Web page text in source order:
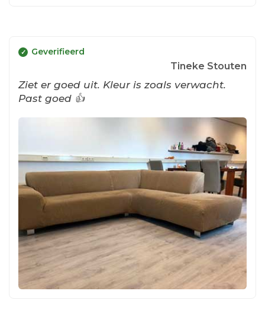
Geverifieerd
Tineke Stouten
Ziet er goed uit. Kleur is zoals verwacht.
Past goed 👍